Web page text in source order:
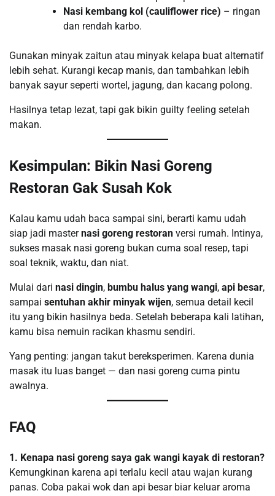
Nasi kembang kol (cauliflower rice) – ringan
dan rendah karbo.
Gunakan minyak zaitun atau minyak kelapa buat alternatif
lebih sehat. Kurangi kecap manis, dan tambahkan lebih
banyak sayur seperti wortel, jagung, dan kacang polong.
Hasilnya tetap lezat, tapi gak bikin guilty feeling setelah
makan.
Kesimpulan: Bikin Nasi Goreng
Restoran Gak Susah Kok
Kalau kamu udah baca sampai sini, berarti kamu udah
siap jadi masternasi goreng restoran versi rumah. Intinya,
sukses masak nasi goreng bukan cuma soal resep, tapi
soal teknik, waktu, dan niat.
Mulai dari nasi dingin, bumbu halus yang wangi, api besar,
sampai sentuhan akhir minyak wijen, semua detail kecil
itu yang bikin hasilnya beda. Setelah beberapa kali latihan,
kamu bisa nemuin racikan khasmu sendiri.
Yang penting: jangan takut bereksperimen. Karena dunia
masak itu luas banget — dan nasi goreng cuma pintu
awalnya.
FAQ
1. Kenapa nasi goreng saya gak wangi kayak di restoran?
Kemungkinan karena api terlalu kecil atau wajan kurang
panas. Coba pakai wok dan api besar biar keluar aroma